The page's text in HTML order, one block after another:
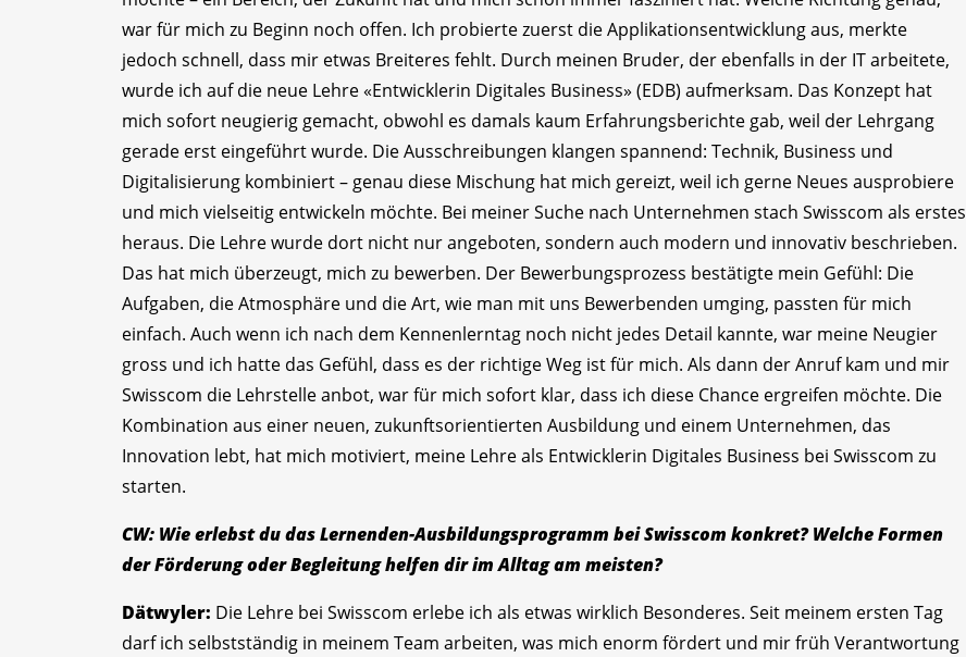
war für mich zu Beginn noch offen. Ich probierte zuerst die Applikationsentwicklung aus, merkte
jedoch schnell, dass mir etwas Breiteres fehlt. Durch meinen Bruder, der ebenfalls in der IT arbeitete,
wurde ich auf die neue Lehre «Entwicklerin Digitales Business» (EDB) aufmerksam. Das Konzept hat
mich sofort neugierig gemacht, obwohl es damals kaum Erfahrungsberichte gab, weil der Lehrgang
gerade erst eingeführt wurde. Die Ausschreibungen klangen spannend: Technik, Business und
Digitalisierung kombiniert – genau diese Mischung hat mich gereizt, weil ich gerne Neues ausprobiere
und mich vielseitig entwickeln möchte. Bei meiner Suche nach Unternehmen stach Swisscom als erstes
heraus. Die Lehre wurde dort nicht nur angeboten, sondern auch modern und innovativ beschrieben.
Das hat mich überzeugt, mich zu bewerben. Der Bewerbungsprozess bestätigte mein Gefühl: Die
Aufgaben, die Atmosphäre und die Art, wie man mit uns Bewerbenden umging, passten für mich
einfach. Auch wenn ich nach dem Kennenlerntag noch nicht jedes Detail kannte, war meine Neugier
gross und ich hatte das Gefühl, dass es der richtige Weg ist für mich. Als dann der Anruf kam und mir
Swisscom die Lehrstelle anbot, war für mich sofort klar, dass ich diese Chance ergreifen möchte. Die
Kombination aus einer neuen, zukunftsorientierten Ausbildung und einem Unternehmen, das
Innovation lebt, hat mich motiviert, meine Lehre als Entwicklerin Digitales Business bei Swisscom zu
starten.
CW: Wie erlebst du das Lernenden-Ausbildungsprogramm bei Swisscom konkret? Welche Formen
der Förderung oder Begleitung helfen dir im Alltag am meisten?
Dätwyler: Die Lehre bei Swisscom erlebe ich als etwas wirklich Besonderes. Seit meinem ersten Tag
darf ich selbstständig in meinem Team arbeiten, was mich enorm fördert und mir früh Verantwortung